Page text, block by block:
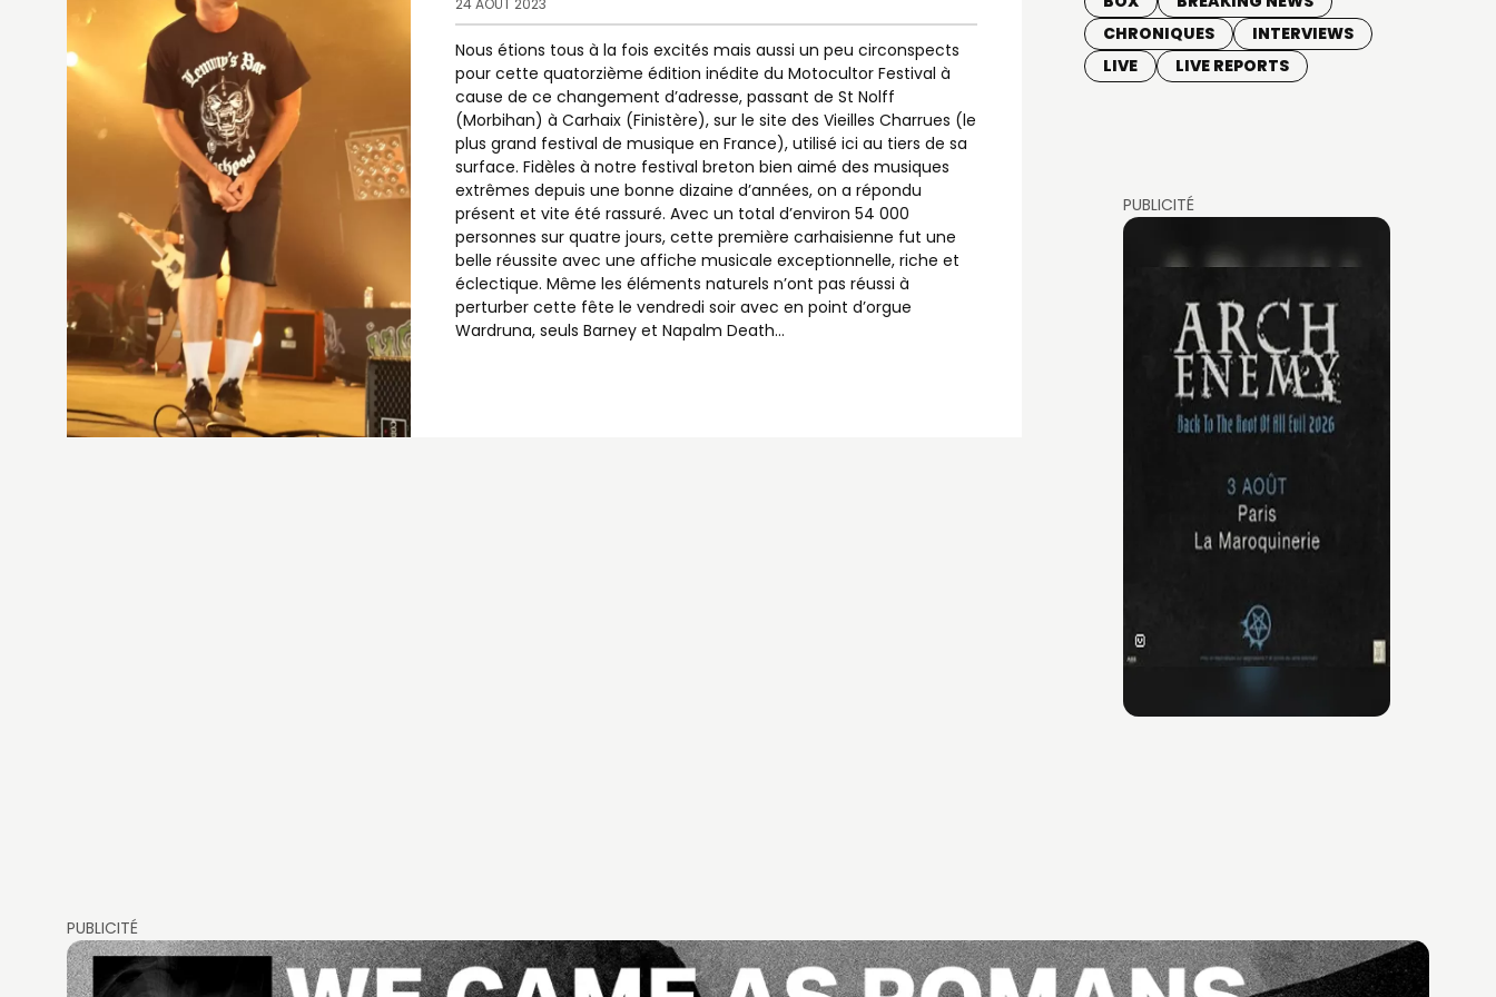
24 AOÛT 2023
Nous étions tous à la fois excités mais aussi un peu circonspects
pour cette quatorzième édition inédite du Motocultor Festival à
cause de ce changement d’adresse, passant de St Nolff
(Morbihan) à Carhaix (Finistère), sur le site des Vieilles Charrues (le
plus grand festival de musique en France), utilisé ici au tiers de sa
surface. Fidèles à notre festival breton bien aimé des musiques
extrêmes depuis une bonne dizaine d’années, on a répondu
présent et vite été rassuré. Avec un total d’environ 54 000
personnes sur quatre jours, cette première carhaisienne fut une
belle réussite avec une affiche musicale exceptionnelle, riche et
éclectique. Même les éléments naturels n’ont pas réussi à
perturber cette fête le vendredi soir avec en point d’orgue
Wardruna, seuls Barney et Napalm Death...
CHRONIQUES
INTERVIEWS
LIVE
LIVE REPORTS
PUBLICITÉ
PUBLICITÉ